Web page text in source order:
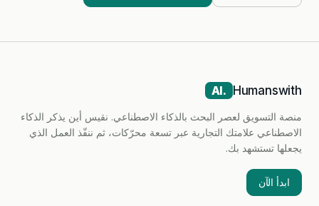
Humanswith
.AI
منصة التسويق لعصر البحث بالذكاء الاصطناعي. نقيس أين يذكر الذكاء
الاصطناعي علامتك التجارية عبر تسعة محرّكات، ثم ننفّذ العمل الذي
يجعلها تستشهد بك.
ابدأ الآن